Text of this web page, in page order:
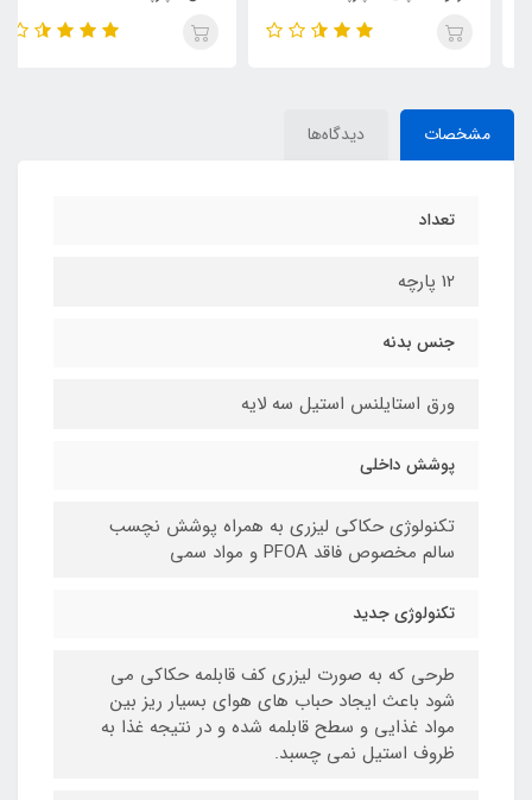
مشخصات دیدگاه‌ها
تعداد
12 پارچه
جنس بدنه
ورق استایلنس استیل سه لایه
پوشش داخلی
تکنولوژی حکاکی لیزری به همراه پوشش نچسب
سالم مخصوص فاقد PFOA و مواد سمی
تکنولوژی جدید
طرحی که به صورت لیزری کف قابلمه حکاکی می
شود باعث ایجاد حباب های هوای بسیار ریز بین
مواد غذایی و سطح قابلمه شده و در نتیجه غذا به
ظروف استیل نمی چسبد.